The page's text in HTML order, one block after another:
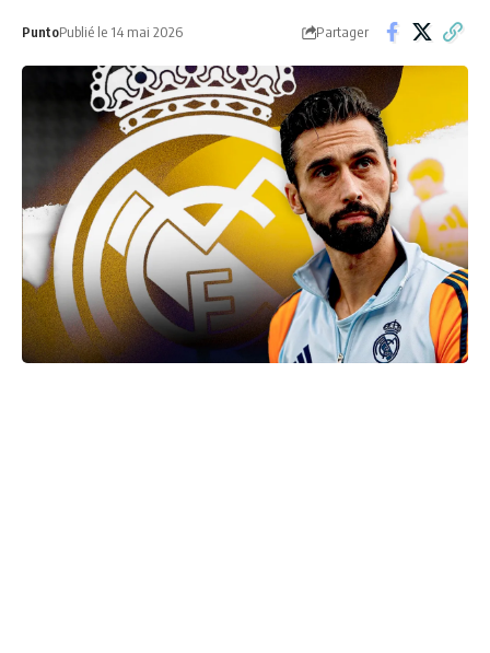
PuntoPublié le 14 mai 2026 Partager